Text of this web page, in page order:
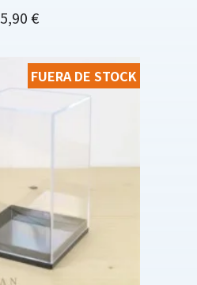
Precio
5,90 €
FUERA DE STOCK